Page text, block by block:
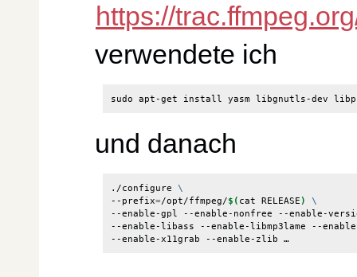
https://
verwendete ich
und danach
./configure \
--prefix=/opt/ffmpeg/$( cat RELEASE)
\
--enable-gpl --enable-nonfree --enable-
--enable-libass --enable-libmp3lame --
--enable-x11grab --enable-zlib …